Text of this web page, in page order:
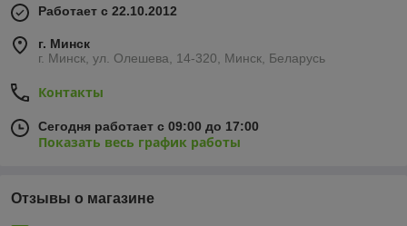
Работает с 22.10.2012
г. Минск
г. Минск, ул. Олешева, 14-320, Минск, Беларусь
Контакты
Сегодня работает с 09:00 до 17:00
Показать весь график работы
Отзывы о магазине